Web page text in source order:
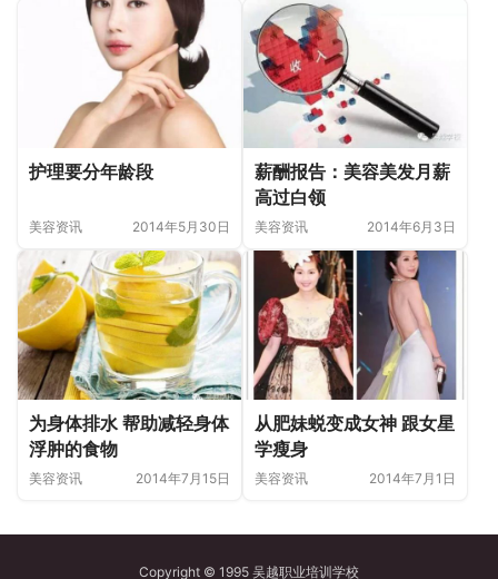
护理要分年龄段
美容资讯 2014年5月30日
薪酬报告：美容美发月薪
高过白领
美容资讯 2014年6月3日
为身体排水 帮助减轻身体
浮肿的食物
美容资讯 2014年7月15日
从肥妹蜕变成女神 跟女星
学瘦身
美容资讯 2014年7月1日
Copyright © 1995 吴越职业培训学校